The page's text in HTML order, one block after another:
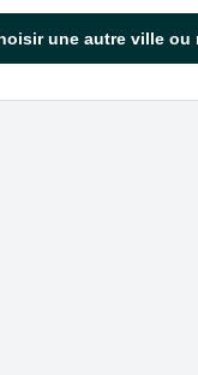
une autre ville ou